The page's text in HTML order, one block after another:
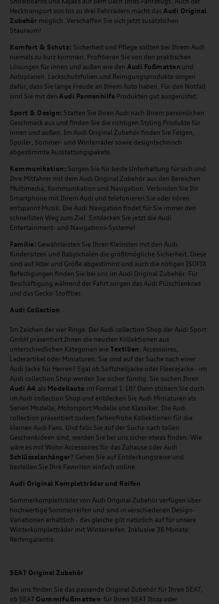
Hecktransport von bis zu drei Fahrrädern macht das Audi Original
Zubehör möglich. Verschaffen Sie sich jetzt zusätzlichen
Stauraum!
Komfort & Schutz: Sicherheit und Pflege sollten bei Ihrem Audi
niemals zu kurz kommen. Profitieren Sie von den praktischen
Lösungen für innen und außen wie den Audi Fußmatten und
Autoplanen. Lackschutzfolien und Reinigungsprodukte sorgen
dafür, dass Sie lange Freude an Ihrem Auto haben. Für den Notfall
sind Sie mit den Audi Pannenhilfe Produkten gut ausgerüstet.
Sport & Design: Statten Sie Ihren Audi nach Ihrem persönlichen
Geschmack aus und finden Sie die richtigen Styling Produkte für
innen und außen. Im Audi Original Zubehör finden Sie Felgen,
Spoiler, Sommer- und Winterräder sowie designtechnisch
abgestimmte Ausstattungspakete.
Kommunikation: Sorgen Sie für beste Unterhaltung für sich und
Ihre Mitfahrer mit dem Audi Original Zubehör aus den Bereichen
Multimedia, Kommunikation und Navigation. Verbinden Sie Ihr
Smartphone mit Ihrem Audi und telefonieren Sie oder hören
entspannt Musik. Die Audi Navigation findet für Sie immer den
schnellsten Weg zum Ziel. Entdecken Sie jetzt die Audi
Entertainment- und Navigations-Systeme!
Familie: Gewährleisten Sie Ihren Kleinsten mit den Audi
Kindersitzen und Babyschalen die größtmögliche Sicherheit. Diese
sind auf Alter und Größe abgestimmt und auch die nötigen ISOFIX
Befestigungen finden Sie bei uns im Audi Original Zubehör. Für
Beschäftigung während der Fahrt sorgen das Audi Plüschlenkrad
und das Gecko-Stofftier.
Audi Collection
Im Zeichen der vier Ringe: Der Audi collection Shop der Audi Sport
GmbH präsentiert Ihnen die neusten Kollektionen aus
unterschiedlichen Kategorien wie Textilien , Accessoires,
Lederartikel oder Miniaturen. Sie sind auf der Suche nach einer
Audi Jacke für Herren? Egal ob Softshelljacke oder Fleecejacke - im
Audi collection Shop werden Sie sicher fündig. Sie suchen Ihren
Audi A4 als Modellauto im Format 1:18? Dann stöbern Sie doch
im Audi collection Shop und entdecken Sie Audi Miniaturen als
Serien Modelle, Motorsport Modelle und Klassiker. Die Audi
collection präsentiert zudem farbenfrohe Kollektionen für die
kleinen Audi Fans. Und falls Sie auf der Suche nach tollen
Geschenkideen sind, werden Sie bei uns sicher etwas finden. Wie
wäre es mit Wohn Accessoires für das Zuhause oder Audi
Schlüsselanhänger? Gehen Sie auf Entdeckungsreise und
bestellen Sie Ihre Favoriten einfach online.
Audi Original Kompletträder und Reifen
Sommerkompletträder von Audi Original Zubehör verfügen über
hochwertige Sommerreifen und sind in verschiedenen Design-
Variationen erhältlich - das gleiche gilt natürlich auf für unsere
Winterkompletträder mit Winterreifen. Inklusive 36 Monate
Reifengarantie.
SEAT Original Zubehör
Bei uns finden Sie das passende Original Zubehör für Ihren SEAT,
ob SEAT Gummifußmatten für Ihren SEAT Ibiza oder